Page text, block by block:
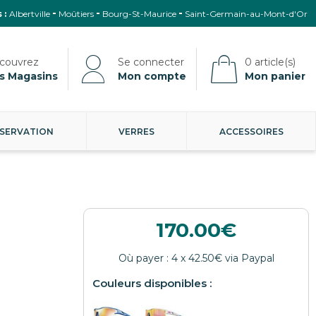
: Albertville Moûtiers Bourg-St-Maurice Saint-Germain-au-Mont-d'Or
Magasins Mon compte Mon panier
VERRES ACCESSOIRES
170.00